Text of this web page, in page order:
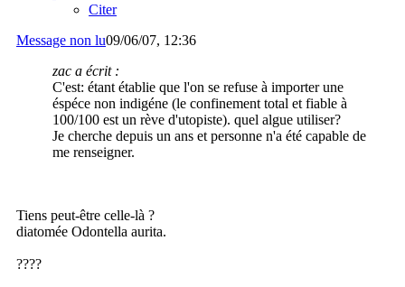
Citer
Message non lu09/06/07, 12:36
zac a écrit :
C'est: étant établie que l'on se refuse à importer une
éspéce non indigéne (le confinement total et fiable à
100/100 est un rève d'utopiste). quel algue utiliser?
Je cherche depuis un ans et personne n'a été capable de
me renseigner.
Tiens peut-être celle-là ?
diatomée Odontella aurita.
????